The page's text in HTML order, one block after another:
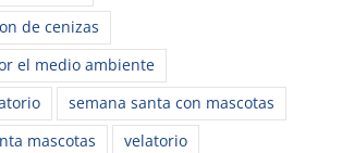
de cenizas
el medio ambiente
semana santa con mascotas
mascotas
velatorio